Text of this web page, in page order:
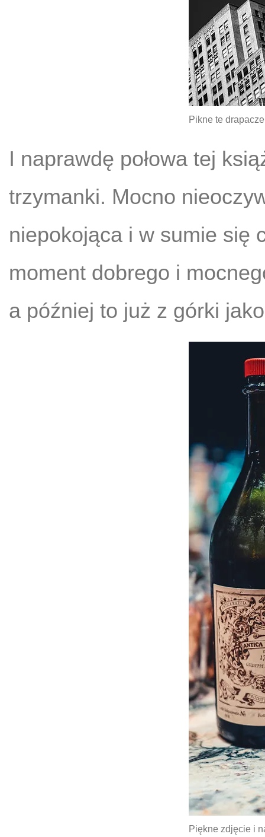
Pikne te
I naprawdę połowa tej
trzymanki. Mocno
niepokojąca i w sumie się
moment dobrego i
a później to już z górki
Piękne zdjęcie i